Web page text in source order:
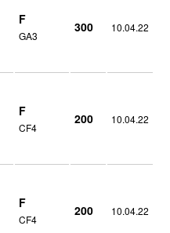
F
GA3
300 10.04.22
F
CF4
200 10.04.22
F
CF4
200 10.04.22